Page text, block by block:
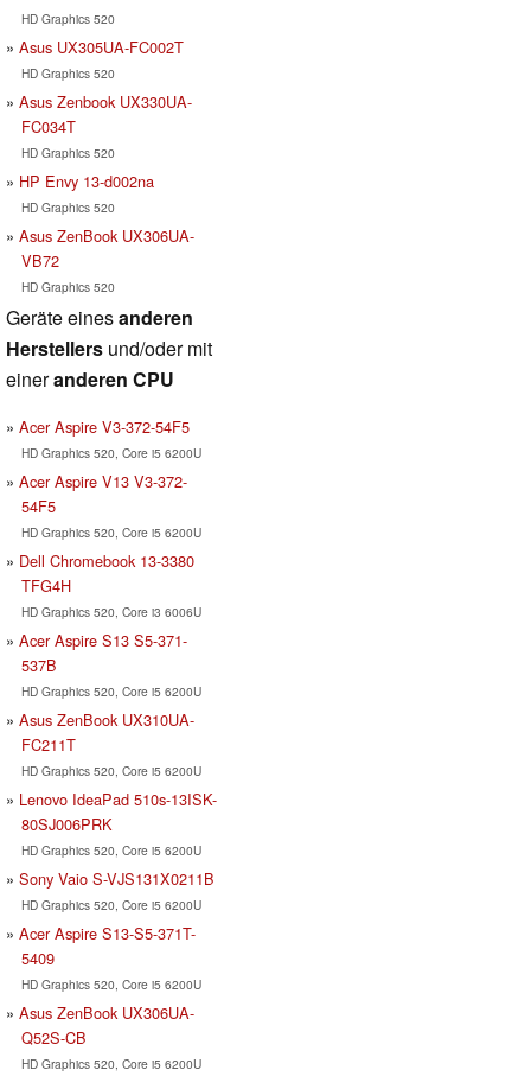
HD Graphics 520
Asus UX305UA-FC002T
HD Graphics 520
Asus Zenbook UX330UA-
FC034T
HD Graphics 520
HP Envy 13-d002na
HD Graphics 520
Asus ZenBook UX306UA-
VB72
HD Graphics 520
Geräte einesanderen
Herstellers und/oder mit
eineranderen CPU
Acer Aspire V3-372-54F5
HD Graphics 520, Core i5 6200U
Acer Aspire V13 V3-372-
54F5
HD Graphics 520, Core i5 6200U
Dell Chromebook 13-3380
TFG4H
HD Graphics 520, Core i3 6006U
Acer Aspire S13 S5-371-
537B
HD Graphics 520, Core i5 6200U
Asus ZenBook UX310UA-
FC211T
HD Graphics 520, Core i5 6200U
Lenovo IdeaPad 510s-13ISK-
80SJ006PRK
HD Graphics 520, Core i5 6200U
Sony Vaio S-VJS131X0211B
HD Graphics 520, Core i5 6200U
Acer Aspire S13-S5-371T-
5409
HD Graphics 520, Core i5 6200U
Asus ZenBook UX306UA-
Q52S-CB
HD Graphics 520, Core i5 6200U